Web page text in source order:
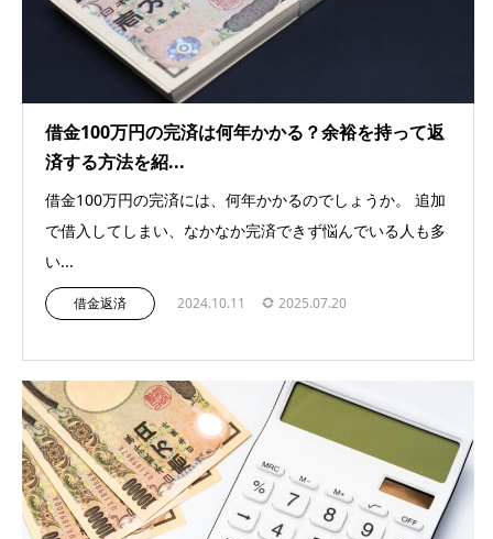
借金100万円の完済は何年かかる？余裕を持って返
済する方法を紹...
借金100万円の完済には、何年かかるのでしょうか。 追加
で借入してしまい、なかなか完済できず悩んでいる人も多
い...
借金返済 2024.10.11 2025.07.20